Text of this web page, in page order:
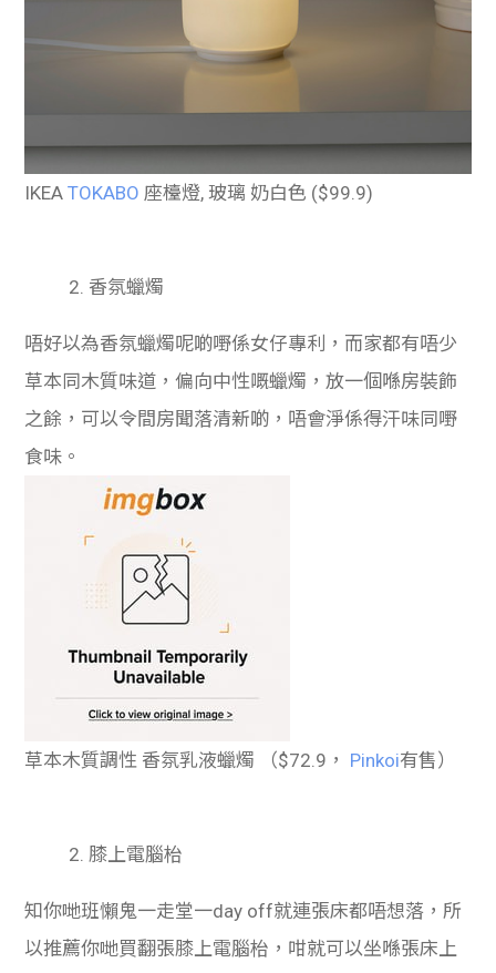
IKEATOKABO 座檯燈, 玻璃 奶白色 ($99.9)
2. 香氛蠟燭
唔好以為香氛蠟燭呢啲嘢係女仔專利，而家都有唔少
草本同木質味道，偏向中性嘅蠟燭，放一個喺房裝飾
之餘，可以令間房聞落清新啲，唔會淨係得汗味同嘢
食味。
草本木質調性 香氛乳液蠟燭 （$72.9， Pinkoi有售）
2. 膝上電腦枱
知你哋班懶鬼一走堂一day off就連張床都唔想落，所
以推薦你哋買翻張膝上電腦枱，咁就可以坐喺張床上